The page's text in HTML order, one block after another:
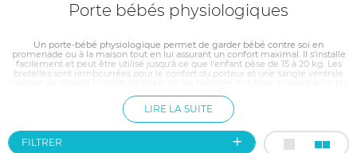
Porte bébés physiologiques
Un porte-bébé physiologique permet de garder bébé contre soi en
promenade ou à la maison tout en lui assurant un confort maximal. Il s'installe
facilement et peut être utilisé jusqu'à ce que l'enfant pèse de 15 à 20 kg. Les
bretelles sont rembourrées pour le confort du porteur et une sangle ventrale
sensation de cocon à bébé.
LIRE LA SUITE
FILTRER